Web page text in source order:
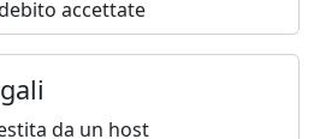
accettate
da un host